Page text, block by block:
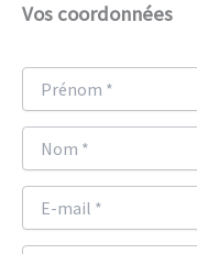
Vos coordonnées